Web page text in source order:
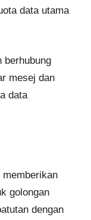
data utama
berhubung
mesej dan
data
memberikan
golongan
dengan